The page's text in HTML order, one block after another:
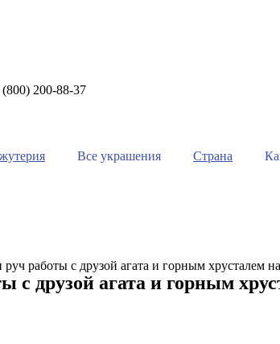
(800) 200-88-37
Все украшения Страна
руч работы с друзой агата и горным хрусталем
с друзой агата и горным